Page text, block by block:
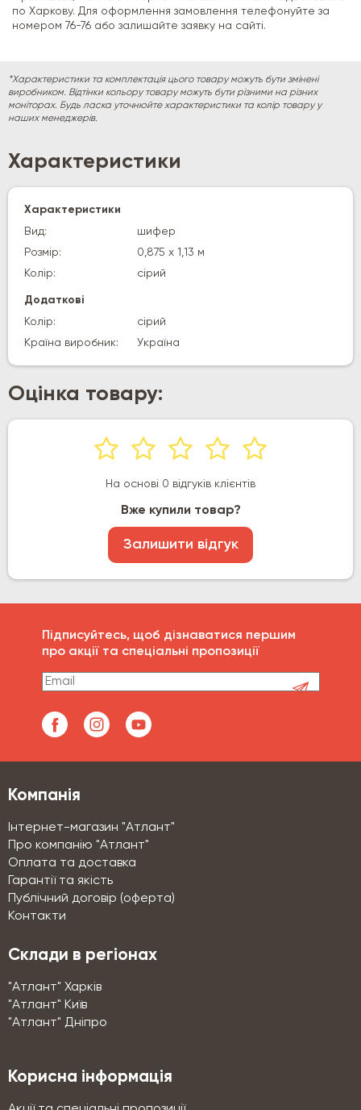
по Харкову. Для оформлення замовлення телефонуйте за
номером 76-76 або залишайте заявку на сайті.
*Характеристики та комплектація цього товару можуть бути змінені
виробником. Відтінки кольору товару можуть бути різними на різних
моніторах. Будь ласка уточнюйте характеристики та колір товару у
наших менеджерів.
Характеристики
Характеристики
Вид:
шифер
Розмір:
0,875 х 1,13 м
Колір:
сірий
Додаткові
Колір:
сірий
Країна виробник:
Україна
Оцінка товару:
На основі 0 відгуків клієнтів
Вже купили товар?
Залишити відгук
Підписуйтесь, щоб дізнаватися першим
про акції та спеціальні пропозиції
Компанія
Інтернет-магазин "Атлант"
Про компанію "Атлант"
Оплата та доставка
Гарантії та якість
Публічний договір (оферта)
Контакти
Склади в регіонах
"Атлант" Харків
"Атлант" Київ
"Атлант" Дніпро
Корисна інформація